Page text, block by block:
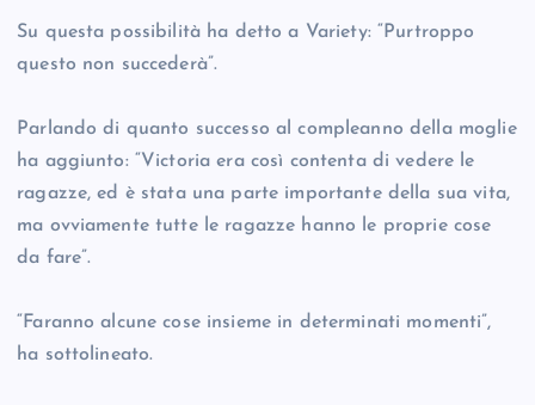
Su questa possibilità ha detto a Variety: “Purtroppo
questo non succederà”.
Parlando di quanto successo al compleanno della moglie
ha aggiunto: “Victoria era così contenta di vedere le
ragazze, ed è stata una parte importante della sua vita,
ma ovviamente tutte le ragazze hanno le proprie cose
da fare”.
“Faranno alcune cose insieme in determinati momenti”,
ha sottolineato.